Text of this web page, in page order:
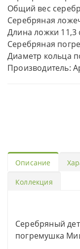
Общий вес
Серебряная
Длина ложки 11,3
Серебряная
Диаметр кольца
Производитель:
Описание
Коллекция
Серебряный
погремушка